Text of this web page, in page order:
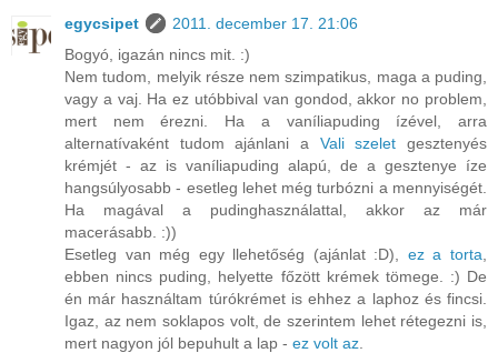
egycsipet
2011. december 17. 21:06
Bogyó, igazán nincs mit. :)
Nem tudom, melyik része nem szimpatikus, maga a puding,
vagy a vaj. Ha ez utóbbival van gondod, akkor no problem,
mert nem érezni. Ha a vaníliapuding ízével, arra
alternatívaként tudom ajánlani a Vali szelet gesztenyés
krémjét - az is vaníliapuding alapú, de a gesztenye íze
hangsúlyosabb - esetleg lehet még turbózni a mennyiségét.
Ha magával a pudinghasználattal, akkor az már
macerásabb. :))
Esetleg van még egy llehetőség (ajánlat :D), ez a torta
ebben nincs puding, helyette főzött krémek tömege. :) De
én már használtam túrókrémet is ehhez a laphoz és fincsi.
Igaz, az nem soklapos volt, de szerintem lehet rétegezni is,
mert nagyon jól bepuhult a lap - ez volt az